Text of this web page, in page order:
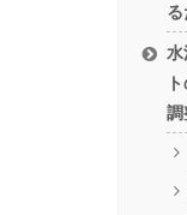
る
調